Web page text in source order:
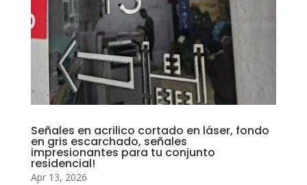
Señales en acrilico cortado en láser, fondo
en gris escarchado, señales
impresionantes para tu conjunto
residencial!
Apr 13, 2026